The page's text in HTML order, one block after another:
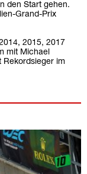
den Start gehen.
Grand-Prix
2015, 2017
mit Michael
Rekordsieger im